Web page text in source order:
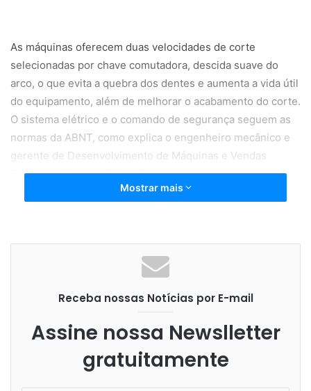
As máquinas oferecem duas velocidades de corte
selecionadas por chave comutadora, descida suave do
arco, o que evita a quebra dos dentes e aumenta a vida útil
do equipamento, além de melhorar o acabamento do corte.
O sistema elétrico e o comando de segurança seguem as
normas da ABNT, como explica o engenheiro mecânico e
gerente de Desenvolvimento de Máquinas e Vendas
Diretas da Starrett, Flávio Resende.
“O que a Starrett está entregando ao mercado são
máquinas com características inigualáveis hoje, quando
comparadas a outros equipamentos disponíveis para o
setor. Além de um custo-benefício superior e a expertise
produtos”, acrescenta Resende.
Mostrar mais
Receba nossas Notícias por E-mail
Assine nossa Newslletter
gratuitamente